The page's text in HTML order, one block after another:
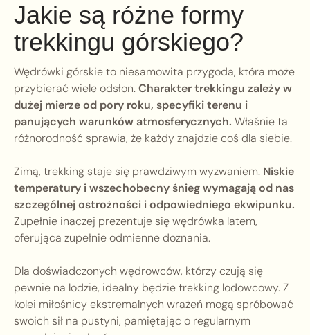
Jakie są różne formy
trekkingu górskiego?
Wędrówki górskie to niesamowita przygoda, która może
przybierać wiele odsłon.Charakter trekkingu zależy w
dużej mierze od pory roku, specyfiki terenu i
panujących warunków atmosferycznych. Właśnie ta
różnorodność sprawia, że każdy znajdzie coś dla siebie.
Zimą, trekking staje się prawdziwym wyzwaniem. Niskie
temperatury i wszechobecny śnieg wymagają od nas
szczególnej ostrożności i odpowiedniego ekwipunku.
Zupełnie inaczej prezentuje się wędrówka latem,
oferująca zupełnie odmienne doznania.
Dla doświadczonych wędrowców, którzy czują się
pewnie na lodzie, idealny będzie trekking lodowcowy. Z
kolei miłośnicy ekstremalnych wrażeń mogą spróbować
swoich sił na pustyni, pamiętając o regularnym